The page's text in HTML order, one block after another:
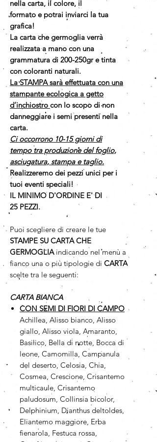
nella carta, il colore, il
formato e potrai inviarci la tua
grafica!
La carta che germoglia verrà
realizzata a mano con una
grammatura di 200-250gr e tinta
con coloranti naturali.
La STAMPA sarà effettuata con una
stampante ecologica a getto
d’inchiostro con lo scopo di non
danneggiare i semi presenti nella
carta.
Ci occorrono 10-15 giorni di
tempo tra produzione del foglio,
asciugatura, stampa e taglio.
Realizzeremo dei pezzi unici per i
tuoi eventi speciali!
IL MINIMO D'ORDINE E' DI
25 PEZZI.
Puoi scegliere di creare le tue
STAMPE SU CARTA CHE
GERMOGLIAindicando nel menù a
fianco una o più tipologie di CARTA
scelte tra le seguenti:
CARTA BIANCA
CON SEMI DI FIORI DI CAMPO
Achillea, Alisso bianco, Alisso
giallo, Alisso viola, Amaranto,
Basilico, Bella di notte, Bocca di
leone, Camomilla, Campanula
del deserto, Celosia, Chia,
Cosmea, Crescione, Crisantemo
multicaule, Crisantemo
paludosum, Collinsia bicolor,
Delphinium, Dianthus deltoldes,
Eliantemo maggiore, Erba
fienarola, Festuca rossa,